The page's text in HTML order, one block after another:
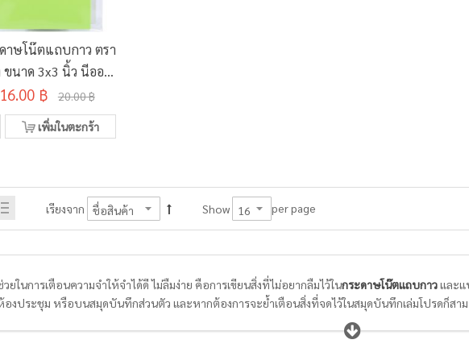
าษโน๊ตแถบกาว ตรา
ขนาด 3x3 นิ้ว นีออน
(40 แผ่น)
16.00 ฿ 20.00 ฿
เพิ่มในตะกร้า
เรียงจาก Show per page
ยในการเตือนความจำให้จำได้ดี ไม่ลืมง่าย คือการเขียนสิ่งที่ไม่อยากลืมไว้ในกระดาษโน๊ตแถบกาวและแ
องประชุม หรือบนสมุดบันทึกส่วนตัว และหากต้องการจะย้ำเตือนสิ่งที่จดไว้ในสมุดบันทึกเล่มโปรดก็ส
ลากหลายแบบ หลายดีไซน์ พนักงานออฟฟิศและนักเรียนนักศึกษาจึงควรเลือกกระดาษโน้ต / ฟิล์มอินเด็
บ, คุณภาพกาวที่ใช่สำหรับการลอกแล้วติดใหม่ได้หลายครั้ง ไม่ทิ้งคราบกาว หรือทำให้พื้นผิวเกิดความเสีย